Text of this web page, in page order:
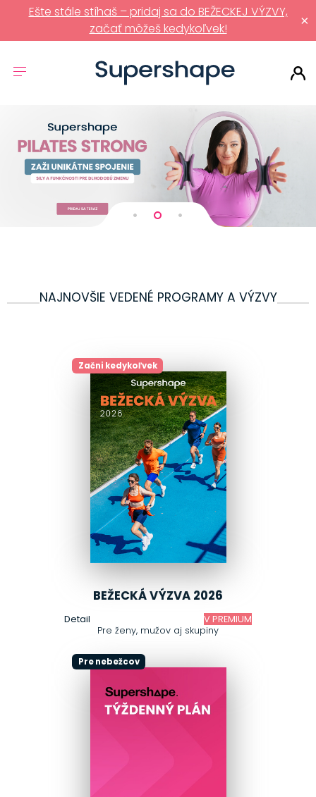
×
Ešte stále stíhaš – pridaj sa do BEŽECKEJ VÝZVY,
začať môžeš kedykoľvek!
NAJNOVŠIE VEDENÉ PROGRAMY A VÝZVY
BEŽECKÁ VÝZVA 2026
Začni kedykoľvek
Pre ženy, mužov aj skupiny
Detail V PREMIUM
Pre nebežcov